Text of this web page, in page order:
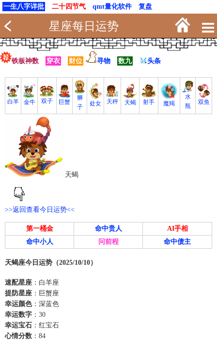
一生八字详批 二十四节气 qmt量化软件 复盘
星座每日运势
铁板神数 穿衣 财位 寻物 数九 头条
白羊 金牛 双子 巨蟹
狮
子
处女 天秤 天蝎 射手 魔羯
水
瓶
双鱼
天蝎
>>返回查看今日运势<<
第一桶金 命中贵人
AI手相
命中小人
问前程 命中债主
天蝎座今日运势（2025/10/10）
速配星座 ：白羊座
提防星座 ：巨蟹座
幸运颜色：深蓝色
幸运数字 ：30
幸运宝石 ：红宝石
心情分数 ：84